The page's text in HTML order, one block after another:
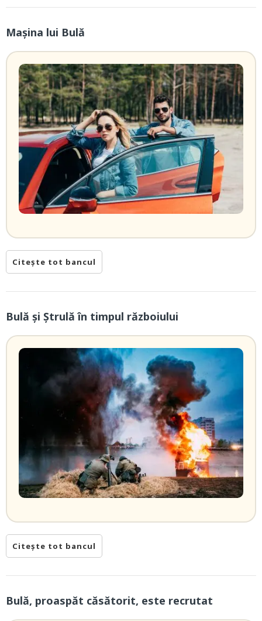
Mașina lui Bulă
Citește tot bancul
Bulă şi Ştrulă în timpul războiului
Citește tot bancul
Bulă, proaspăt căsătorit, este recrutat